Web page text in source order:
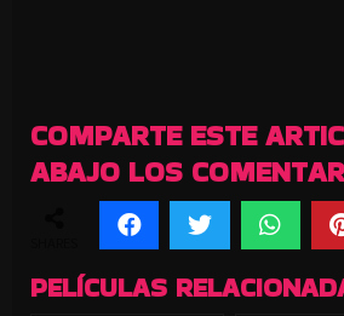
COMPARTE ESTE
ABAJO LOS
PELÍCULAS